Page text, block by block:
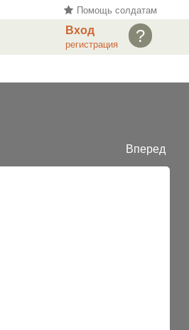
Помощь солдатам
?
Вход
регистрация
Вперед